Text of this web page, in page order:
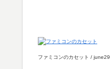
ファミコンのカセット / june29